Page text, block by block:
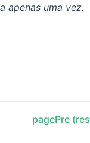
apenas uma vez.
pagePre